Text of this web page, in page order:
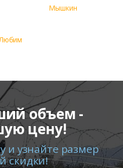
Мышкин
Любим
объем -
цену!
и узнайте размер
скидки!